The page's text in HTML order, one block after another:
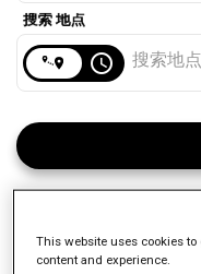
access_time
This website uses cookies
content and experience.